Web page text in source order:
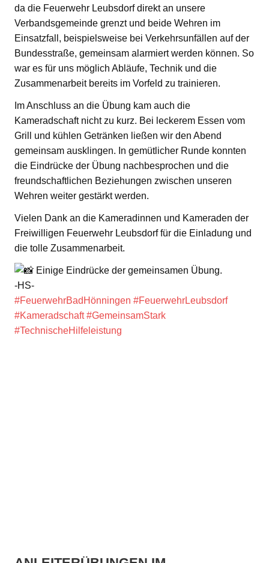
da die Feuerwehr Leubsdorf direkt an unsere
Verbandsgemeinde grenzt und beide Wehren im
Einsatzfall, beispielsweise bei Verkehrsunfällen auf der
Bundesstraße, gemeinsam alarmiert werden können. So
war es für uns möglich Abläufe, Technik und die
Zusammenarbeit bereits im Vorfeld zu trainieren.
Im Anschluss an die Übung kam auch die
Kameradschaft nicht zu kurz. Bei leckerem Essen vom
Grill und kühlen Getränken ließen wir den Abend
gemeinsam ausklingen. In gemütlicher Runde konnten
die Eindrücke der Übung nachbesprochen und die
freundschaftlichen Beziehungen zwischen unseren
Wehren weiter gestärkt werden.
Vielen Dank an die Kameradinnen und Kameraden der
Freiwilligen Feuerwehr Leubsdorf für die Einladung und
die tolle Zusammenarbeit.
Einige Eindrücke der gemeinsamen Übung.
-HS-
#FeuerwehrBadHönningen #FeuerwehrLeubsdorf
#Kameradschaft #GemeinsamStark
#TechnischeHilfeleistung